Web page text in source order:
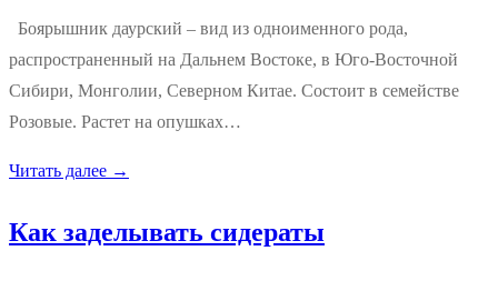
Боярышник даурский – вид из одноименного рода,
распространенный на Дальнем Востоке, в Юго-Восточной
Сибири, Монголии, Северном Китае. Состоит в семействе
Розовые. Растет на опушках…
Читать далее →
Как заделывать сидераты